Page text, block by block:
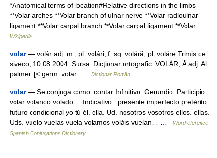
*Anatomical terms of location#Relative directions in the limbs
**Volar arches **Volar branch of ulnar nerve **Volar radioulnar
ligament **Volar carpal branch **Volar carpal ligament **Volar …
Wikipedia
volar— volár adj. m., pl. volári; f. sg. voláră, pl. voláre Trimis de
siveco, 10.08.2004. Sursa: Dicţionar ortografic VOLÁR, Ă adj. Al
palmei. [< germ. volar …
Dicționar Român
volar— Se conjuga como: contar Infinitivo: Gerundio: Participio:
volar volando volado Indicativo presente imperfecto pretérito
futuro condicional yo tú él, ella, Ud. nosotros vosotros ellos, ellas,
Uds. vuelo vuelas vuela volamos voláis vuelan… …
Wordreference
Spanish Conjugations Dictionary